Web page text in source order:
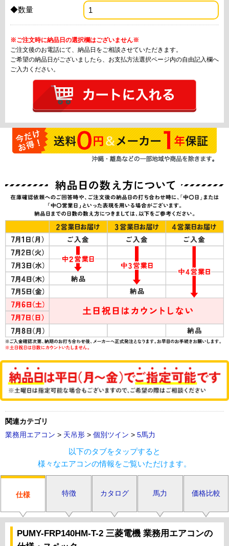
◆数量
※ご注文時に納品日の選択欄はございません※
ご注文後のお電話にて、納品日をご相談させていただきます。
ご希望の納品日がございましたら、お支払方法選択ページ内の自由記入欄へ
ご入力ください。
関連カテゴリ
業務用エアコン > 天吊形 > 個別ツイン > 5馬力
以下のタブをタップすると
様々なエアコンの情報をご覧いただけます。
仕様 特徴 カタログ 馬力 価格比較
PUMY-FRP140HM-T-2 三菱電機 業務用エアコンの